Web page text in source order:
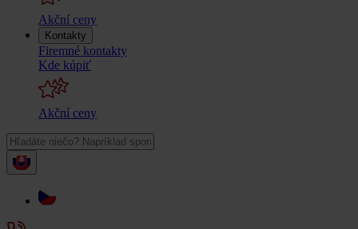
Akční ceny
Kontakty
Firemné kontakty
Kde kúpiť
Akční ceny